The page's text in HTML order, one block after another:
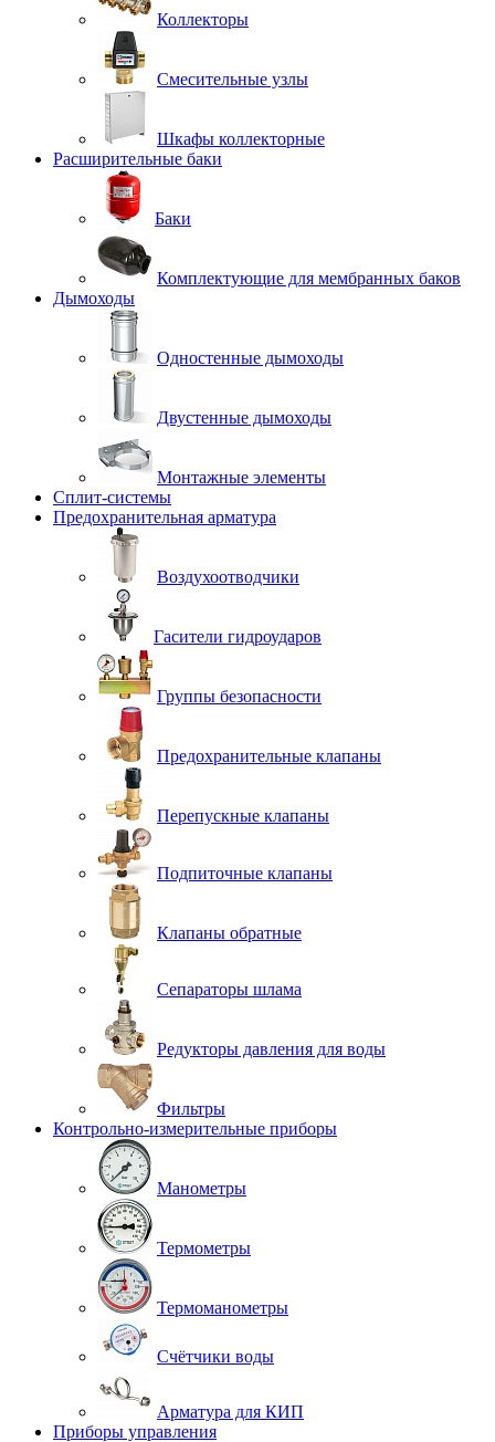
Коллекторы
Смесительные узлы
Шкафы коллекторные
Расширительные баки
Баки
Комплектующие для мембранных баков
Дымоходы
Одностенные дымоходы
Двустенные дымоходы
Монтажные элементы
Сплит-системы
Предохранительная арматура
Воздухоотводчики
Гасители гидроударов
Группы безопасности
Предохранительные клапаны
Перепускные клапаны
Подпиточные клапаны
Клапаны обратные
Сепараторы шлама
Редукторы давления для воды
Фильтры
Контрольно-измерительные приборы
Манометры
Термометры
Термоманометры
Счётчики воды
Арматура для КИП
Приборы управления